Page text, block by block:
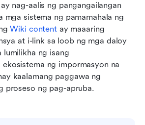
nag-aalis ng pangangailangan
mga sistema ng pamamahala ng
Wiki content ay maaaring
at i-link sa loob ng mga daloy
lumilikha ng isang
ng impormasyon na
kaalamang paggawa ng
proseso ng pag-apruba.